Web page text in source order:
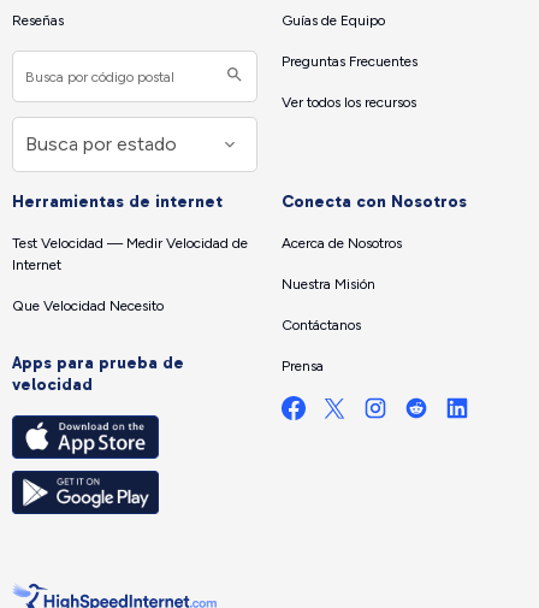
Reseñas Guías de Equipo
Preguntas Frecuentes
Ver todos los recursos
Herramientas de internet
Test Velocidad — Medir Velocidad de
Internet
Que Velocidad Necesito
Apps para prueba de
velocidad
Conecta con Nosotros
Acerca de Nosotros
Nuestra Misión
Contáctanos
Prensa